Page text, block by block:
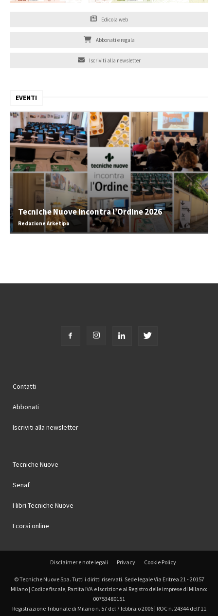
Edicola web
Abbonati e regala
Iscriviti alla newsletter
EVENTI
Tecniche Nuove incontra l’Ordine 2026
Redazione Arketipo
Contatti
Abbonati
Iscriviti alla newsletter
Tecniche Nuove
Senaf
I libri Tecniche Nuove
I corsi online
Disclaimer e note legali Privacy Cookie Policy
© Tecniche Nuove Spa. Tutti i diritti riservati. Sede legale Via Eritrea 21 - 20157
Milano | Codice fiscale, Partita IVA e Iscrizione al Registro delle imprese di Milano:
00753480151
Registrazione Tribunale di Milano n. 57 del 7 febbraio 2006 | ROC n. 24344 dell'11